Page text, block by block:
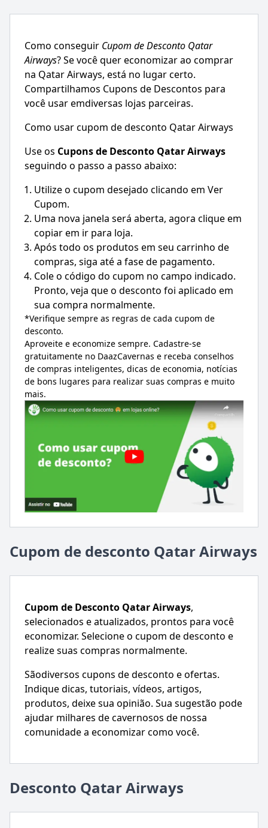
Como conseguir Cupom de Desconto Qatar
Airways? Se você quer economizar ao comprar
na Qatar Airways, está no lugar certo.
Compartilhamos Cupons de Descontos para
você usar emdiversas lojas parceiras.
Como usar cupom de desconto Qatar Airways
Use os Cupons de Desconto Qatar Airways
seguindo o passo a passo abaixo:
Utilize o cupom desejado clicando em Ver
Cupom.
Uma nova janela será aberta, agora clique em
copiar em ir para loja.
Após todo os produtos em seu carrinho de
compras, siga até a fase de pagamento.
Cole o código do cupom no campo indicado.
Pronto, veja que o desconto foi aplicado em
sua compra normalmente.
*Verifique sempre as regras de cada cupom de
desconto.
Aproveite e economize sempre. Cadastre-se
gratuitamente no DaazCavernas e receba conselhos
de compras inteligentes, dicas de economia, notícias
de bons lugares para realizar suas compras e muito
mais.
Cupom de desconto Qatar Airways
Cupom de Desconto Qatar Airways,
selecionados e atualizados, prontos para você
economizar. Selecione o cupom de desconto e
realize suas compras normalmente.
Sãodiversos cupons de desconto e ofertas.
Indique dicas, tutoriais, vídeos, artigos,
produtos, deixe sua opinião. Sua sugestão pode
ajudar milhares de cavernosos de nossa
comunidade a economizar como você.
Desconto Qatar Airways